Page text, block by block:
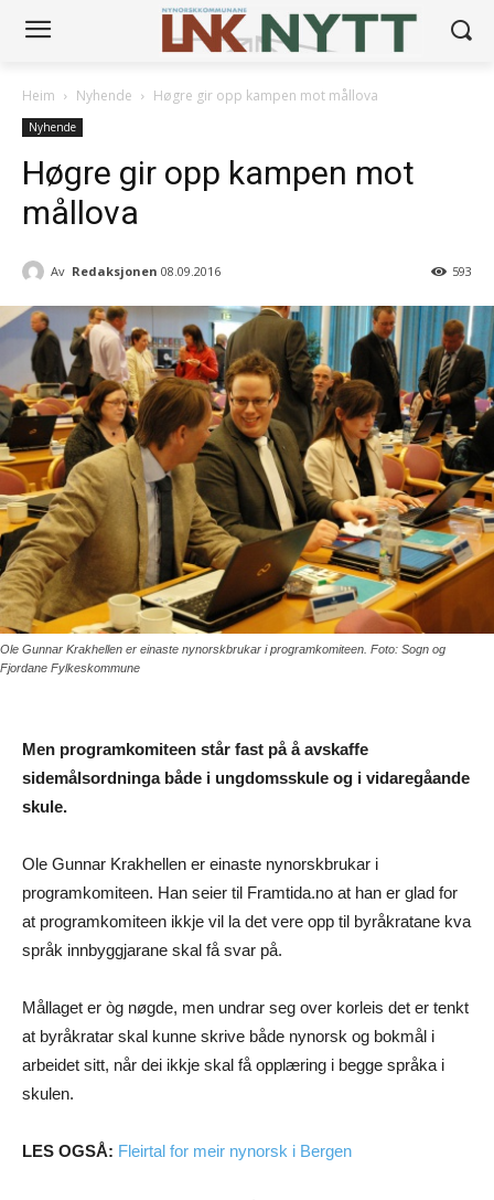
Heim Nyhende Høgre gir opp kampen mot mållova
Nyhende
Høgre gir opp kampen mot
mållova
Av Redaksjonen 08.09.2016 593
Ole Gunnar Krakhellen er einaste nynorskbrukar i programkomiteen. Foto: Sogn og
Fjordane Fylkeskommune
Men programkomiteen står fast på å avskaffe
sidemålsordninga både i ungdomsskule og i vidaregåande
skule.
Ole Gunnar Krakhellen er einaste nynorskbrukar i
programkomiteen. Han seier til Framtida.no at han er glad for
at programkomiteen ikkje vil la det vere opp til byråkratane kva
språk innbyggjarane skal få svar på.
Mållaget er òg nøgde, men undrar seg over korleis det er tenkt
at byråkratar skal kunne skrive både nynorsk og bokmål i
arbeidet sitt, når dei ikkje skal få opplæring i begge språka i
skulen.
LES OGSÅ: Fleirtal for meir nynorsk i Bergen